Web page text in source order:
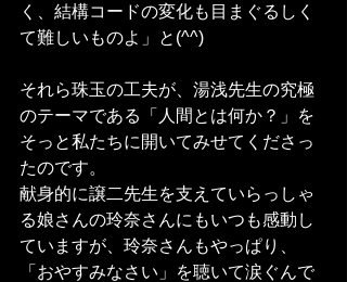
く、結構コードの変化も目まぐるしく
て難しいものよ」と(^^)
それら珠玉の工夫が、湯浅先生の究極
のテーマである「人間とは何か？」を
そっと私たちに開いてみせてくださっ
たのです。
献身的に譲二先生を支えていらっしゃ
る娘さんの玲奈さんにもいつも感動し
ていますが、玲奈さんもやっぱり、
「おやすみなさい」を聴いて涙ぐんで